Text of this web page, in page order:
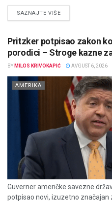
SAZNAJTE VIŠEDETAILS
Pritzker potpisao zakon
porodici – Stroge kazne
BY MILOS KRIVOKAPIĆ AVGUST 6, 2026
AMERIKA
Guverner američke savezne
potpisao novi, izuzetno značajan